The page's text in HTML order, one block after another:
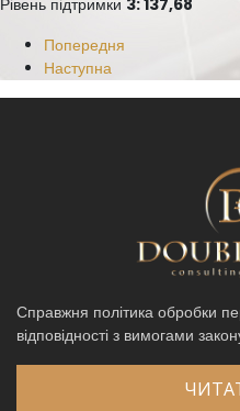
Рівень підтримки 3: 137,68
Попередня
Наступна
Справжня політика обробки
відповідності з вимогами